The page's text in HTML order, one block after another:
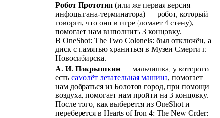
Робот Прототип (или же первая версия
инфоцыгана-терминатора) — робот, который
говорит, что они в игре (ломает 4 стену),
помогает нам выполнить 3 концовку.
В OneShot: The Two Colonels: был отключён, а
диск с памятью храниться в Музеи Смерти г.
Новосибирска.
А. И. Покрышкин — мальчишка, у которого
есть самолёт летательная машина, помогает
нам добраться из Болотов город, при помощи
воздуха, помогает нам пройти на 3 концовку.
После того, как выберется из OneShot и
переберется в Hearts of Iron 4: The New Order: